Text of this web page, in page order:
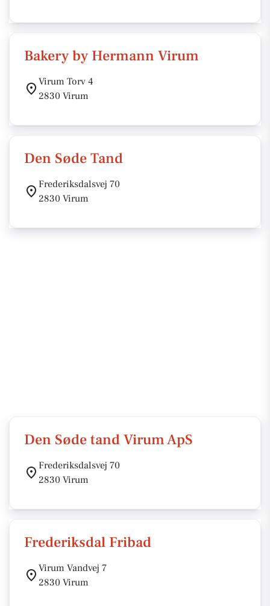
Bakery by Hermann Virum
Virum Torv 4
2830 Virum
Den Søde Tand
Frederiksdalsvej 70
2830 Virum
Den Søde tand Virum ApS
Frederiksdalsvej 70
2830 Virum
Frederiksdal Fribad
Virum Vandvej 7
2830 Virum